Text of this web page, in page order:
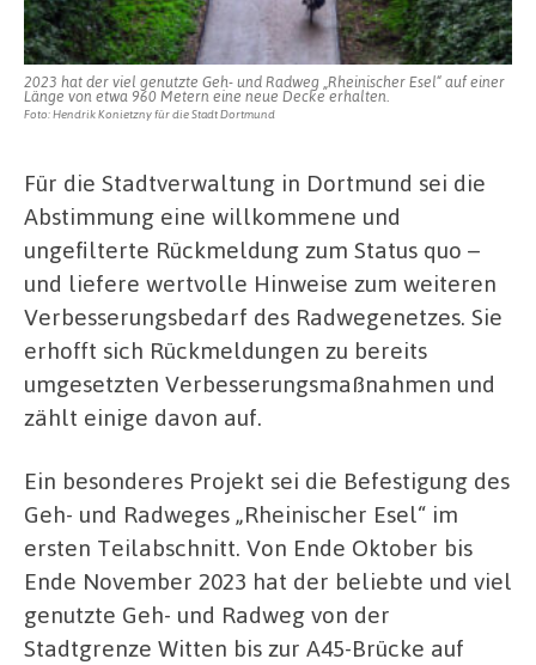
2023 hat der viel genutzte Geh- und Radweg „Rheinischer Esel“ auf einer
Länge von etwa 960 Metern eine neue Decke erhalten.
Foto: Hendrik Konietzny für die Stadt Dortmund
Für die Stadtverwaltung in Dortmund sei die
Abstimmung eine willkommene und
ungefilterte Rückmeldung zum Status quo –
und liefere wertvolle Hinweise zum weiteren
Verbesserungsbedarf des Radwegenetzes. Sie
erhofft sich Rückmeldungen zu bereits
umgesetzten Verbesserungsmaßnahmen und
zählt einige davon auf.
Ein besonderes Projekt sei die Befestigung des
Geh- und Radweges „Rheinischer Esel“ im
ersten Teilabschnitt. Von Ende Oktober bis
Ende November 2023 hat der beliebte und viel
genutzte Geh- und Radweg von der
Stadtgrenze Witten bis zur A45-Brücke auf